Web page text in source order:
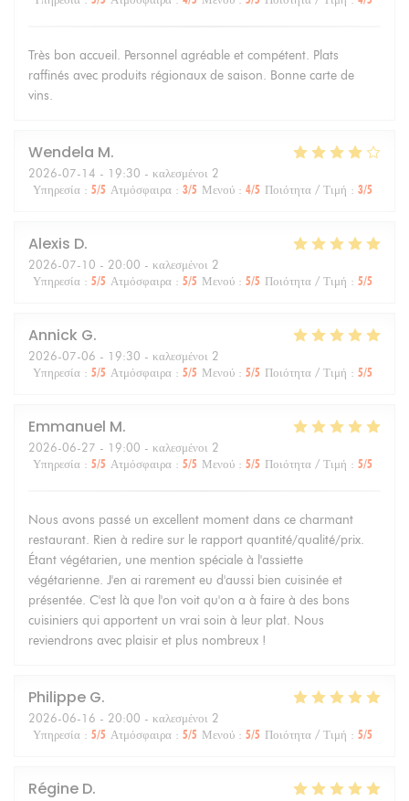
Très bon accueil. Personnel agréable et compétent. Plats
raffinés avec produits régionaux de saison. Bonne carte de
vins.
Wendela M
2026-07-14 - 19:30 - καλεσμένοι 2
Υπηρεσία : 5/5 Ατμόσφαιρα : 3/5 Μενού : 4/5 Ποιότητα / Τιμή : 3/5
Alexis D
2026-07-10 - 20:00 - καλεσμένοι 2
Υπηρεσία : 5/5 Ατμόσφαιρα : 5/5 Μενού : 5/5 Ποιότητα / Τιμή : 5/5
Annick G
2026-07-06 - 19:30 - καλεσμένοι 2
Υπηρεσία : 5/5 Ατμόσφαιρα : 5/5 Μενού : 5/5 Ποιότητα / Τιμή : 5/5
Emmanuel M
2026-06-27 - 19:00 - καλεσμένοι 2
Υπηρεσία : 5/5 Ατμόσφαιρα : 5/5 Μενού : 5/5 Ποιότητα / Τιμή : 5/5
Nous avons passé un excellent moment dans ce charmant
restaurant. Rien à redire sur le rapport quantité/qualité/prix.
Étant végétarien, une mention spéciale à l'assiette
végétarienne. J'en ai rarement eu d'aussi bien cuisinée et
présentée. C'est là que l'on voit qu'on a à faire à des bons
cuisiniers qui apportent un vrai soin à leur plat. Nous
reviendrons avec plaisir et plus nombreux !
Philippe G
2026-06-16 - 20:00 - καλεσμένοι 2
Υπηρεσία : 5/5 Ατμόσφαιρα : 5/5 Μενού : 5/5 Ποιότητα / Τιμή : 5/5
Régine D